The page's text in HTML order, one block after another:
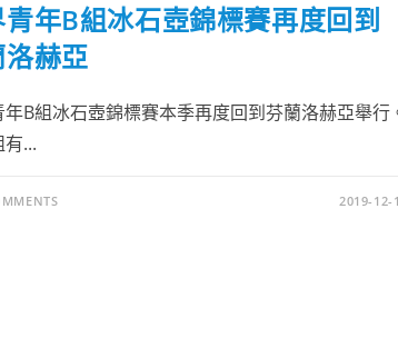
青年B組冰石壺錦標賽再度回到
赫亞
年B組冰石壺錦標賽本季再度回到芬蘭洛赫亞舉行
...
2019-12-